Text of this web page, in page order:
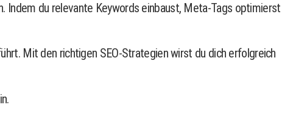
Indem du relevante Keywords einbaust, Meta-Tags optimierst
Mit den richtigen SEO-Strategien wirst du dich erfolgreich